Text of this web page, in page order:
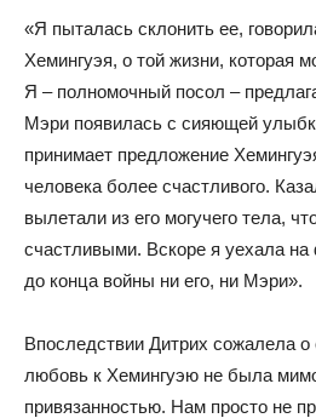
«Я пыталась склонить ее,
Хемингуэя, о той жизни, которая
Я – полномочный посол –
Мэри появилась с сияющей
принимает предложение
человека более счастливого.
вылетали из его могучего тела,
счастливыми. Вскоре я уехала на
до конца войны ни его, ни Мэри».
Впоследствии Дитрих сожалела
любовь к Хемингуэю не была
привязанностью. Нам просто не